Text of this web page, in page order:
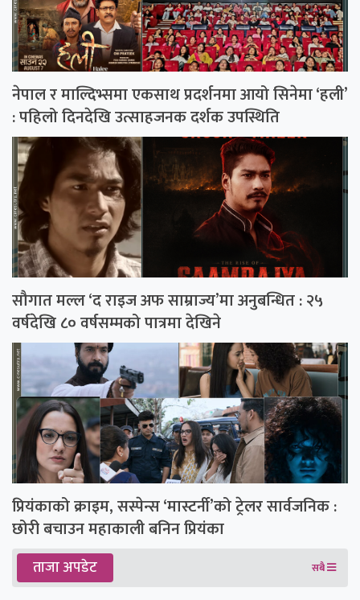
नेपाल र माल्दिभ्समा एकसाथ प्रदर्शनमा आयो सिनेमा ‘हली’
: पहिलो दिनदेखि उत्साहजनक दर्शक उपस्थिति
सौगात मल्ल ‘द राइज अफ साम्राज्य’मा अनुबन्धित : २५
वर्षदेखि ८० वर्षसम्मको पात्रमा देखिने
प्रियंकाको क्राइम, सस्पेन्स ‘मास्टर्नी’को ट्रेलर सार्वजनिक :
छोरी बचाउन महाकाली बनिन प्रियंका
ताजा अपडेट सबै